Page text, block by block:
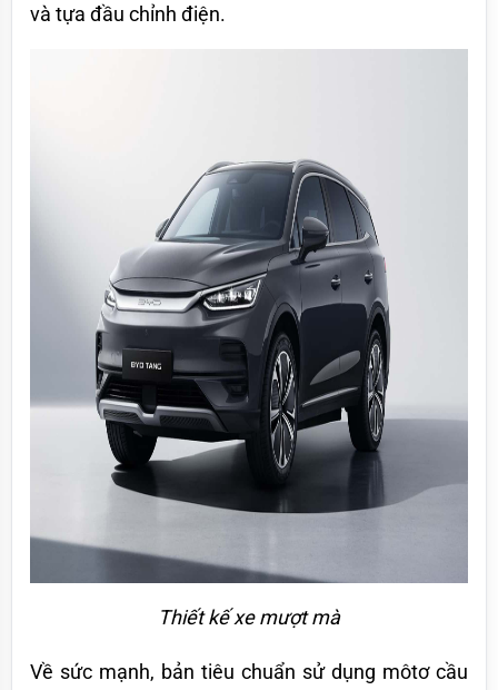
và tựa đầu chỉnh điện.
Thiết kế xe mượt mà
Về sức mạnh, bản tiêu chuẩn sử dụng môtơ cầu